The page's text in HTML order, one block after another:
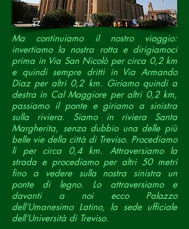
Ma continuiamo il nostro viaggio:
invertiamo la nostra rotta e dirigiamoci
prima in Via San Nicolò per circa 0,2 km
e quindi sempre dritti in Via Armando
Diaz per altri 0,2 km. Giriamo quindi a
destra in Cal Maggiore per altri 0,2 km,
passiamo il ponte e giriamo a sinistra
sulla riviera. Siamo in riviera Santa
Margherita, senza dubbio una delle più
belle vie della città di Treviso. Procediamo
lì per circa 0,4 km. Attraversiamo la
strada e procediamo per altri 50 metri
fino a vedere sulla nostra sinistra un
ponte di legno. Lo attraversiamo e
davanti a noi ecco Palazzo
dell’Umanesimo Latino, la sede ufficiale
dell’Università di Treviso.